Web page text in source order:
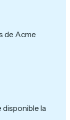
de Acme
disponible la